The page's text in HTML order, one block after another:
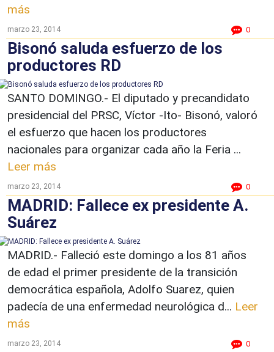
más
marzo 23, 2014 0
Bisonó saluda esfuerzo de los
productores RD
SANTO DOMINGO.- El diputado y precandidato
presidencial del PRSC, Víctor -Ito- Bisonó, valoró
el esfuerzo que hacen los productores
nacionales para organizar cada año la Feria ...
Leer más
marzo 23, 2014 0
MADRID: Fallece ex presidente A.
Suárez
MADRID.- Falleció este domingo a los 81 años
de edad el primer presidente de la transición
democrática española, Adolfo Suarez, quien
padecía de una enfermedad neurológica d... Leer
más
marzo 23, 2014 0